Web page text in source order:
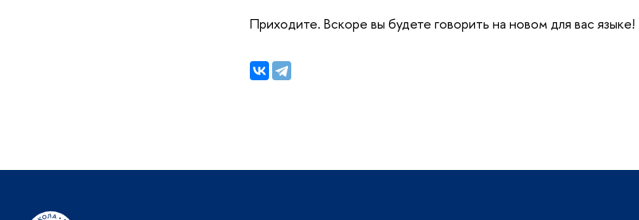
Приходите. Вскоре вы будете говорить на новом для вас языке!